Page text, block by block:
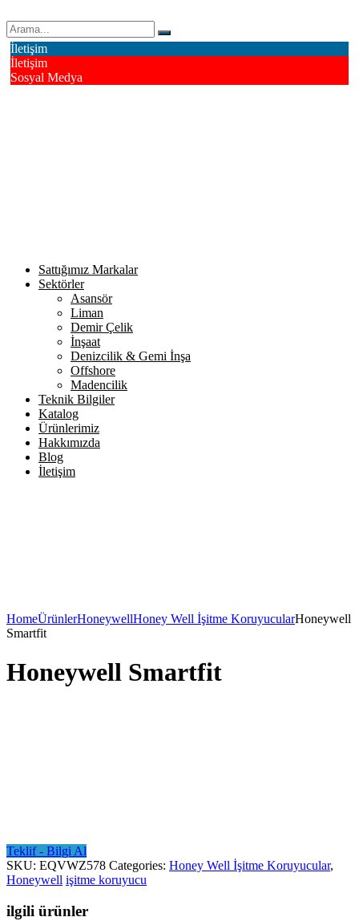
İletişim
İletişim
Sosyal Medya
Sattığımız Markalar
Sektörler
Asansör
Liman
Demir Çelik
İnşaat
Denizcilik & Gemi İnşa
Offshore
Madencilik
Teknik Bilgiler
Katalog
Ürünlerimiz
Hakkımızda
Blog
İletişim
HomeÜrünlerHoneywellHoney Well İşitme KoruyucularHoneywell
Smartfit
Honeywell Smartfit
Teklif - Bilgi Al
SKU: EQVWZ578 Categories: Honey Well İşitme Koruyucular,
Honeywell işitme koruyucu
ilgili ürünler